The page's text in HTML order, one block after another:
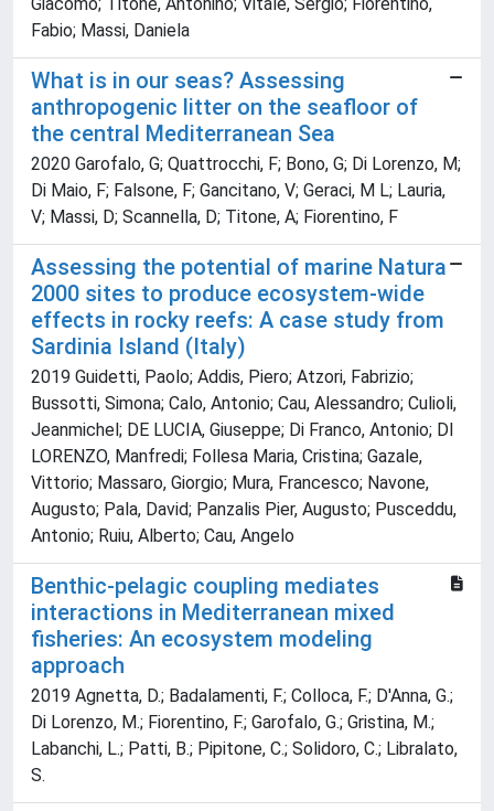
Giacomo; Titone, Antonino; Vitale, Sergio; Fiorentino,
Fabio; Massi, Daniela
What is in our seas? Assessing
anthropogenic litter on the seafloor of
the central Mediterranean Sea
2020 Garofalo, G; Quattrocchi, F; Bono, G; Di Lorenzo, M;
Di Maio, F; Falsone, F; Gancitano, V; Geraci, M L; Lauria,
V; Massi, D; Scannella, D; Titone, A; Fiorentino, F
Assessing the potential of marine Natura
2000 sites to produce ecosystem-wide
effects in rocky reefs: A case study from
Sardinia Island (Italy)
2019 Guidetti, Paolo; Addis, Piero; Atzori, Fabrizio;
Bussotti, Simona; Calo, Antonio; Cau, Alessandro; Culioli,
Jeanmichel; DE LUCIA, Giuseppe; Di Franco, Antonio; DI
LORENZO, Manfredi; Follesa Maria, Cristina; Gazale,
Vittorio; Massaro, Giorgio; Mura, Francesco; Navone,
Augusto; Pala, David; Panzalis Pier, Augusto; Pusceddu,
Antonio; Ruiu, Alberto; Cau, Angelo
Benthic-pelagic coupling mediates
interactions in Mediterranean mixed
fisheries: An ecosystem modeling
approach
2019 Agnetta, D.; Badalamenti, F.; Colloca, F.; D'Anna, G.;
Di Lorenzo, M.; Fiorentino, F.; Garofalo, G.; Gristina, M.;
Labanchi, L.; Patti, B.; Pipitone, C.; Solidoro, C.; Libralato,
S.